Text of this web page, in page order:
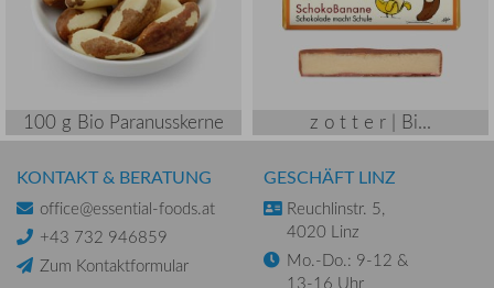
100 g Bio Paranusskerne z o t t e r | Bi...
KONTAKT & BERATUNG
office@essential-foods.at
+43 732 946859
Zum Kontaktformular
GESCHÄFT LINZ
Reuchlinstr. 5,
4020 Linz
Mo.-Do.: 9-12 &
13-16 Uhr